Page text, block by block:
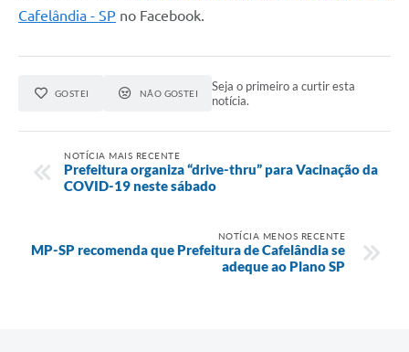
Cafelândia - SP no Facebook.
GOSTEI NÃO GOSTEI
Seja o primeiro a curtir esta
notícia.
NOTÍCIA MAIS RECENTE
Prefeitura organiza “drive-thru” para Vacinação da
COVID-19 neste sábado
NOTÍCIA MENOS RECENTE
MP-SP recomenda que Prefeitura de Cafelândia se
adeque ao Plano SP